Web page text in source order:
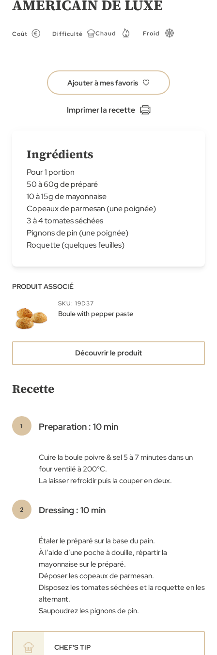
images
AMÉRICAIN DE LUXE
Coût Difficulté Chaud Froid
Ajouter à mes favoris
Imprimer la recette
Ingrédients
Pour 1 portion
50 à 60g de préparé
10 à 15g de mayonnaise
Copeaux de parmesan (une poignée)
3 à 4 tomates séchées
Pignons de pin (une poignée)
Roquette (quelques feuilles)
PRODUIT ASSOCIÉ
SKU: 19D37
Boule with pepper paste
Découvrir le produit
Recette
Preparation : 10 min
Cuire la boule poivre & sel 5 à 7 minutes dans un
four ventilé à 200°C.
La laisser refroidir puis la couper en deux.
Dressing : 10 min
Étaler le préparé sur la base du pain.
À l’aide d’une poche à douille, répartir la
mayonnaise sur le préparé.
Déposer les copeaux de parmesan.
Disposez les tomates séchées et la roquette en les
alternant.
Saupoudrez les pignons de pin.
CHEF'S TIP